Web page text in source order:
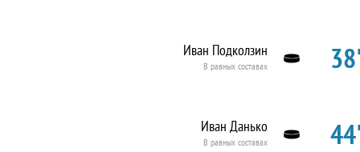
Иван Подколзин
В равных составах
Иван Данько
В равных составах